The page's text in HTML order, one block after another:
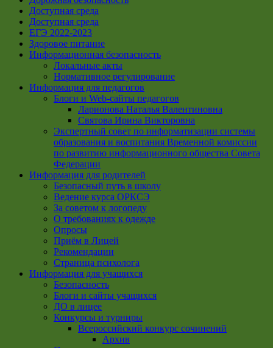
Доступная среда
Доступная среда
ЕГЭ 2022-2023
Здоровое питание
Информационная безопасность
Локальные акты
Нормативное регулирование
Информация для педагогов
Блоги и Web-сайты педагогов
Ларионова Наталья Валентиновна
Святова Ирина Викторовна
Экспертный совет по информатизации системы
образования и воспитания Временной комиссии
по развитию информационного общества Совета
Федерации
Информация для родителей
Безопасный путь в школу
Ведение курса ОРКСЭ
За советом к логопеду
О требованиях к одежде
Опросы
Приём в Лицей
Рекомендации
Страница психолога
Информация для учащихся
Безопасность
Блоги и сайты учащихся
ДО в лицее
Конкурсы и турниры
Всероссийский конкурс сочинений
Архив